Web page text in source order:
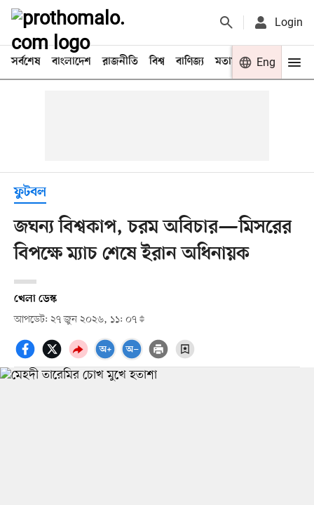
Login
সর্বশেষ বাংলাদেশ রাজনীতি বিশ্ব বাণিজ্য মতামত খেলা
Eng
ফুটবল
জঘন্য বিশ্বকাপ, চরম অবিচার—মিসরের
বিপক্ষে ম্যাচ শেষে ইরান অধিনায়ক
খেলা ডেস্ক
আপডেট: ২৭ জুন ২০২৬, ১১: ০৭